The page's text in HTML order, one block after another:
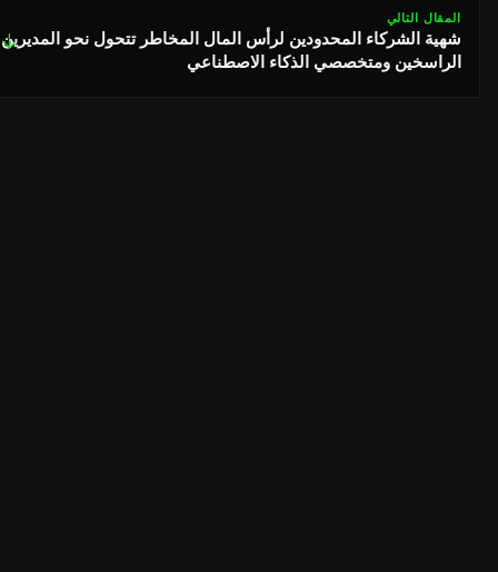
المقال التالي
شهية الشركاء المحدودين لرأس المال المخاطر تتحول نحو المديرين
الراسخين ومتخصصي الذكاء الاصطناعي
↓